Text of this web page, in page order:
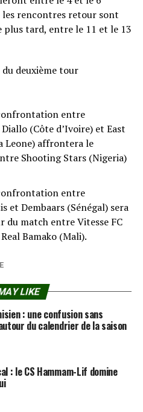
les rencontres retour sont
plus tard, entre le 11 et le 13
deuxième tour
entre
(Côte d’Ivoire) et East
Leone) affrontera le
Shooting Stars (Nigeria)
entre
et Dembaars (Sénégal) sera
du match entre Vitesse FC
Bamako (Mali).
LIKE
: une confusion sans
du calendrier de la saison
: le CS Hammam-Lif domine